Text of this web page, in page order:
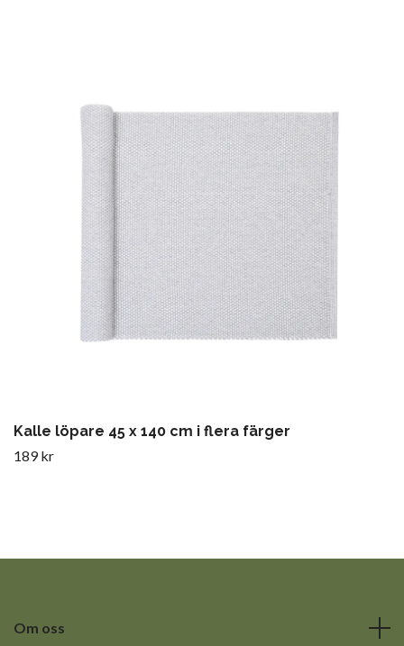
Kalle löpare 45 x 140 cm i flera färger
189 kr
Om oss